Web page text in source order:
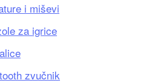
i miševi
za igrice
zvučnik